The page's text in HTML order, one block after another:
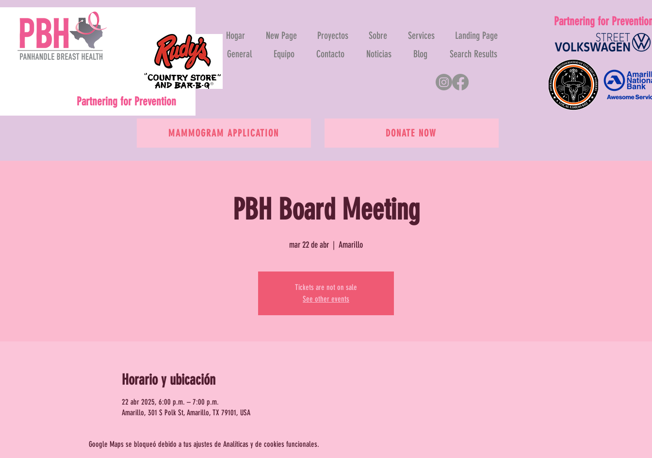
Partnering for Prevention
Hogar New Page Proyectos Sobre Services
Landing Page
General
Equipo Contacto Noticias Blog Search Results
Partnering for
MAMMOGRAM APPLICATION DONATE NOW
PBH Board Meeting
mar 22 de abr
  |
Amarillo
Tickets are not on sale
See other events
Horario y ubicación
22 abr 2025, 6:00 p.m. – 7:00 p.m.
Amarillo, 301 S Polk St, Amarillo, TX 79101, USA
Google Maps se bloqueó debido a tus ajustes de Analíticas y de cookies funcionales.